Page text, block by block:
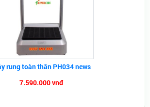
rung toàn thân PH034 news
7.590.000 vnđ